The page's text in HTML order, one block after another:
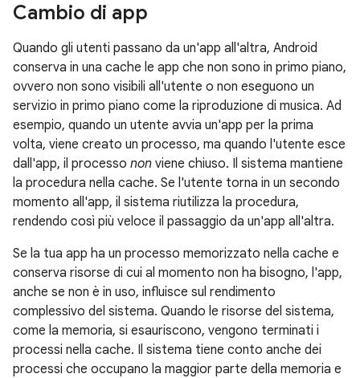
Cambio di app
Quando gli utenti passano da un'app all'altra, Android
conserva in una cache le app che non sono in primo piano,
ovvero non sono visibili all'utente o non eseguono un
servizio in primo piano come la riproduzione di musica. Ad
esempio, quando un utente avvia un'app per la prima
volta, viene creato un processo, ma quando l'utente esce
dall'app, il processo non viene chiuso. Il sistema mantiene
la procedura nella cache. Se l'utente torna in un secondo
momento all'app, il sistema riutilizza la procedura,
rendendo così più veloce il passaggio da un'app all'altra.
Se la tua app ha un processo memorizzato nella cache e
conserva risorse di cui al momento non ha bisogno, l'app,
anche se non è in uso, influisce sul rendimento
complessivo del sistema. Quando le risorse del sistema,
come la memoria, si esauriscono, vengono terminati i
processi nella cache. Il sistema tiene conto anche dei
processi che occupano la maggior parte della memoria e